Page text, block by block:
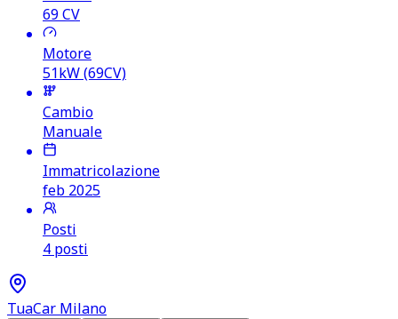
69CV
Motore
51kW (69CV)
Cambio
Manuale
Immatricolazione
feb 2025
Posti
4 posti
TuaCar Milano